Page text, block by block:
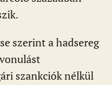
szerint a hadsereg
szankciók nélkül